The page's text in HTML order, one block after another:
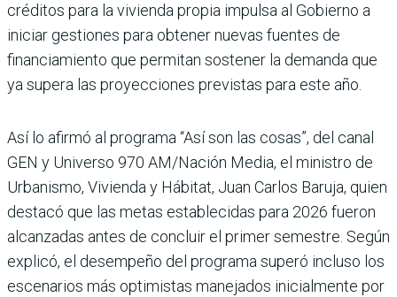
cré­ditos para la vivienda propia impulsa al Gobierno a
ini­ciar gestiones para obtener nuevas fuentes de
financia­miento que permitan soste­ner la demanda que
ya supera las proyecciones previstas para este año.
Así lo afirmó al programa “Así son las cosas”, del canal
GEN y Universo 970 AM/Nación Media, el ministro de
Urba­nismo, Vivienda y Hábitat, Juan Carlos Baruja, quien
destacó que las metas estable­cidas para 2026 fueron
alcan­zadas antes de concluir el pri­mer semestre. Según
explicó, el desempeño del programa superó incluso los
escena­rios más optimistas maneja­dos inicialmente por